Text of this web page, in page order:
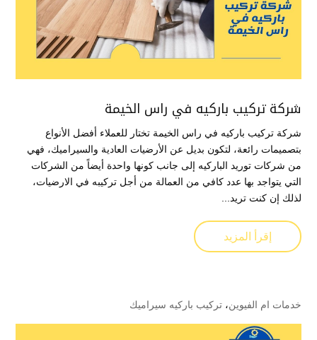
شركة تركيب باركيه في راس الخيمة
شركة تركيب باركيه في راس الخيمة تختار للعملاء أفضل الأنواع
بتصميمات رائعة، لتكون بديل عن الأرضيات العادية والسيراميك، فهي
من شركات توريد الباركيه إلى جانب كونها واحدة أيضاً من الشركات
التي يتواجد بها عدد كافي من العمالة من أجل تركيبه في الارضيات،
لذلك إن كنت تريد...
إقرأ المزيد
خدمات ام الفيوين، تركيب باركيه سيراميك